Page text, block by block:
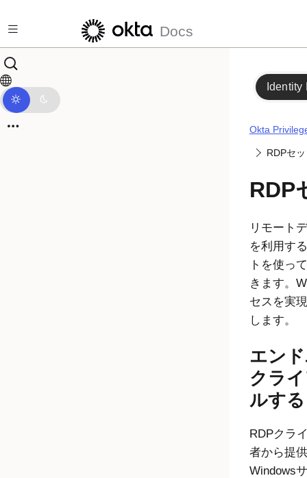
Docs
Identity
Okta
RDPセ
RDP
リモート
を利用す
トを使っ
きます。
セスを実
します。
エン
クラ
ルする
RDPクラ
者から提
Windows